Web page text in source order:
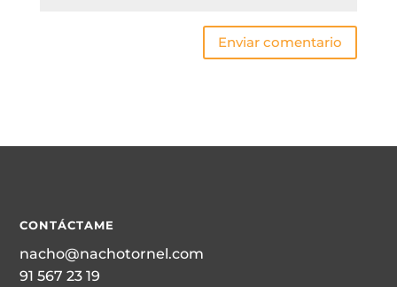
Enviar comentario
CONTÁCTAME
nacho@nachotornel.com
91 567 23 19